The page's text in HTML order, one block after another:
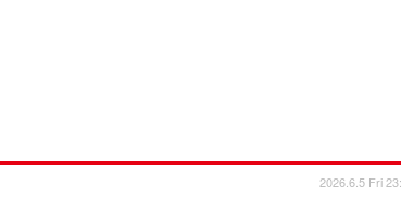
2026.6.5 Fri